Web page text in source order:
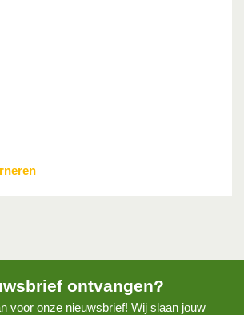
ontvangen?
voor onze nieuwsbrief! Wij slaan jouw